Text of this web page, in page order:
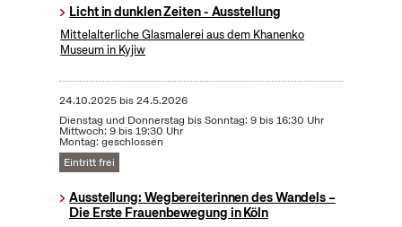
Licht in dunklen Zeiten - Ausstellung
Mittelalterliche Glasmalerei aus dem Khanenko
Museum in Kyjiw
24.10.2025bis24.5.2026
Dienstag und Donnerstag bis Sonntag: 9 bis 16:30 Uhr
Mittwoch: 9 bis 19:30 Uhr
Montag: geschlossen
Eintritt frei
Ausstellung: Wegbereiterinnen des Wandels –
Die Erste Frauenbewegung in Köln